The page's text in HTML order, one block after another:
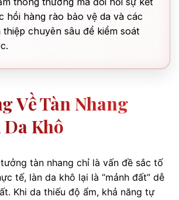
hồi hàng rào bảo vệ da và các
thiệp chuyên sâu để kiểm soát
Về Tàn Nhang
Khô
tàn nhang chỉ là vấn đề sắc tố
tế, làn da khô lại là “mảnh đất” dễ
Khi da thiếu độ ẩm, khả năng tự